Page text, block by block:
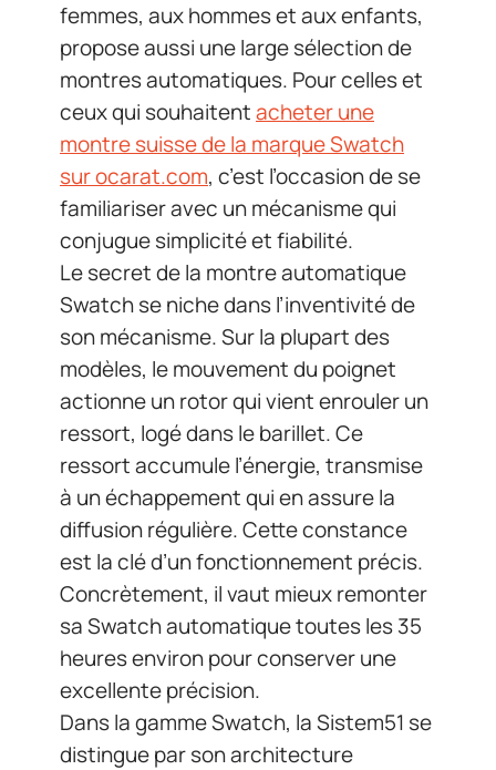
femmes, aux hommes et aux enfants,
propose aussi une large sélection de
montres automatiques. Pour celles et
ceux qui souhaitentacheter une
montre suisse de la marque Swatch
sur ocarat.com, c’est l’occasion de se
familiariser avec un mécanisme qui
conjugue simplicité et fiabilité.
Le secret de la montre automatique
Swatch se niche dans l’inventivité de
son mécanisme. Sur la plupart des
modèles, le mouvement du poignet
actionne un rotor qui vient enrouler un
ressort, logé dans le barillet. Ce
ressort accumule l’énergie, transmise
à un échappement qui en assure la
diffusion régulière. Cette constance
est la clé d’un fonctionnement précis.
Concrètement, il vaut mieux remonter
sa Swatch automatique toutes les 35
heures environ pour conserver une
excellente précision.
Dans la gamme Swatch, la Sistem51 se
distingue par son architecture